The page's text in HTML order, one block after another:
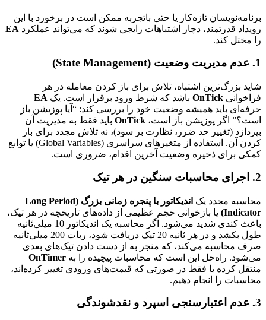
برنامه‌نویسان تازه‌کار یا حتی باتجربه ممکن است در برخورد با این
رویداد قدرتمند، دچار اشتباهات رایجی شوند که می‌تواند عملکرد EA
را مختل کند.
1. عدم مدیریت وضعیت (State Management)
شاید بزرگ‌ترین اشتباه، تلاش برای باز کردن معامله در هر
فراخوانی OnTick باشد که شرط ورود برقرار است. یک EA
حرفه‌ای باید همیشه وضعیت خود را بررسی کند: “آیا پوزیشن باز
است؟” اگر پوزیشن باز است، OnTick باید فقط به مدیریت آن
بپردازد (تغییر حد ضرر، نظارت بر سود)، نه تلاش مجدد برای باز
کردن آن. استفاده از متغیرهای سراسری (Global Variables) یا توابع
کمکی برای ذخیره وضعیت آخرین اقدام، ضروری است.
2. اجرای محاسبات سنگین در هر تیک
محاسبه مجدد یک
اندیکاتور با پنجره زمانی بزرگ (Long Period
Indicator) یا بازخوانی حجم عظیمی از داده‌های تاریخچه در هر تیک،
باعث کندی شدید می‌شود. اگر محاسبه یک اندیکاتور 10 میلی‌ثانیه
طول بکشد و در هر ثانیه 20 تیک دریافت شود، ربات 200 میلی‌ثانیه
صرف محاسبه می‌کند، که منجر به از دست دادن تیک‌های بعدی
می‌شود. راه‌حل این است که محاسبات پیچیده را به OnTimer
منتقل کرده یا فقط در صورتی که قیمت‌های ورودی تغییر کرده‌اند،
محاسبات را انجام دهیم.
3. عدم اعتبارسنجی اسپرد و نقدشوندگی